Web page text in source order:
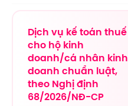
Dịch vụ kế toán thuế
cho hộ kinh
doanh/cá nhân kinh
doanh chuẩn luật,
theo Nghị định
68/2026/NĐ-CP